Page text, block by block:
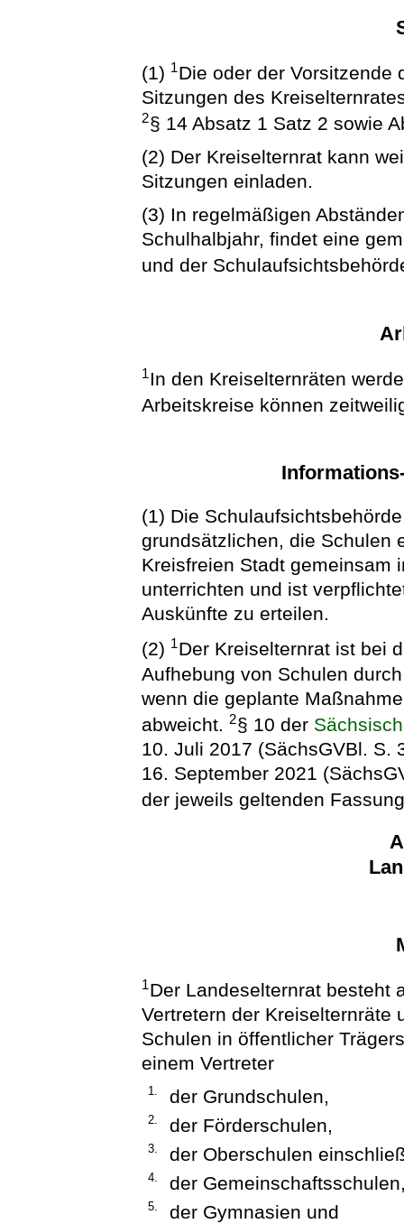
(1) 1Die oder der Vorsitzende
Sitzungen des
2§ 14 Absatz 1 Satz 2 sowie
(2) Der Kreiselternrat kann
Sitzungen einladen.
(3) In regelmäßigen
Schulhalbjahr, findet eine
und der
1 In den Kreiselternräten
Arbeitskreise können
(1) Die
grundsätzlichen, die Schulen
Kreisfreien Stadt gemeinsam
unterrichten und ist
Auskünfte zu erteilen.
(2) 1Der Kreiselternrat ist bei
Aufhebung von Schulen
wenn die geplante
abweicht.2§ 10 der
10. Juli 2017 (SächsGVBl. S.
16. September 2021
der jeweils geltenden
1Der Landeselternrat besteht
Vertretern der Kreiselternräte
Schulen in öffentlicher
einem Vertreter
1. der Grundschulen,
2. der Förderschulen,
3. der Oberschulen
4. der
5. der Gymnasien und